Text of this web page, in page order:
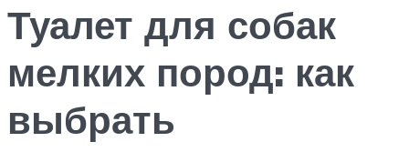
Туалет для собак
мелких пород: как
выбрать